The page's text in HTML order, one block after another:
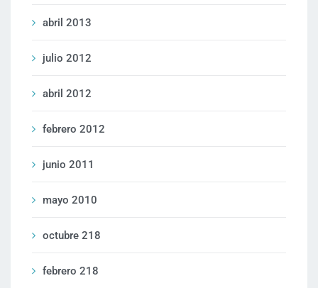
abril 2013
julio 2012
abril 2012
febrero 2012
junio 2011
mayo 2010
octubre 218
febrero 218